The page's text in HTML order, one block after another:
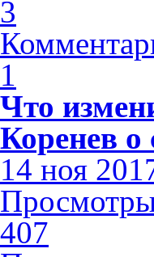
3
1
Что
Коренев о
14 ноя
407